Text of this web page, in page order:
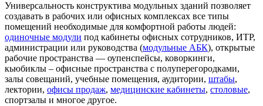
Универсальность конструктива модульных зданий позволяет
создавать в рабочих или офисных комплексах все типы
помещений необходимые для комфортной работы людей:
одиночные модули под кабинеты офисных сотрудников, ИТР,
администрации или руководства (модульные АБК), открытые
рабочие пространства — оупенспейсы, коворкинги,
кьюбиклы – офисные пространства с полуперегородками,
залы совещаний, учебные помещения, аудитории, штабы,
лектории, офисы продаж, медицинские кабинеты, столовые,
спортзалы и многое другое.